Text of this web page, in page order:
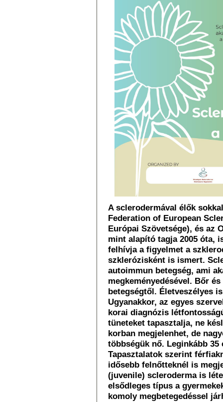
A sclerodermával élők
Federation of European
Európai Szövetsége), és az
mint alapító tagja 2005 óta,
felhívja a figyelmet a
szklerózisként is ismert.
autoimmun betegség, ami
megkeményedésével. Bőr
betegségtől. Életveszélyes
Ugyanakkor, az egyes
korai diagnózis
tüneteket tapasztalja, ne
korban megjelenhet, de
többségük nő. Leginkább
Tapasztalatok szerint
idősebb felnőtteknél is
(juvenile) scleroderma is
elsődleges típus a
komoly megbetegedéssel